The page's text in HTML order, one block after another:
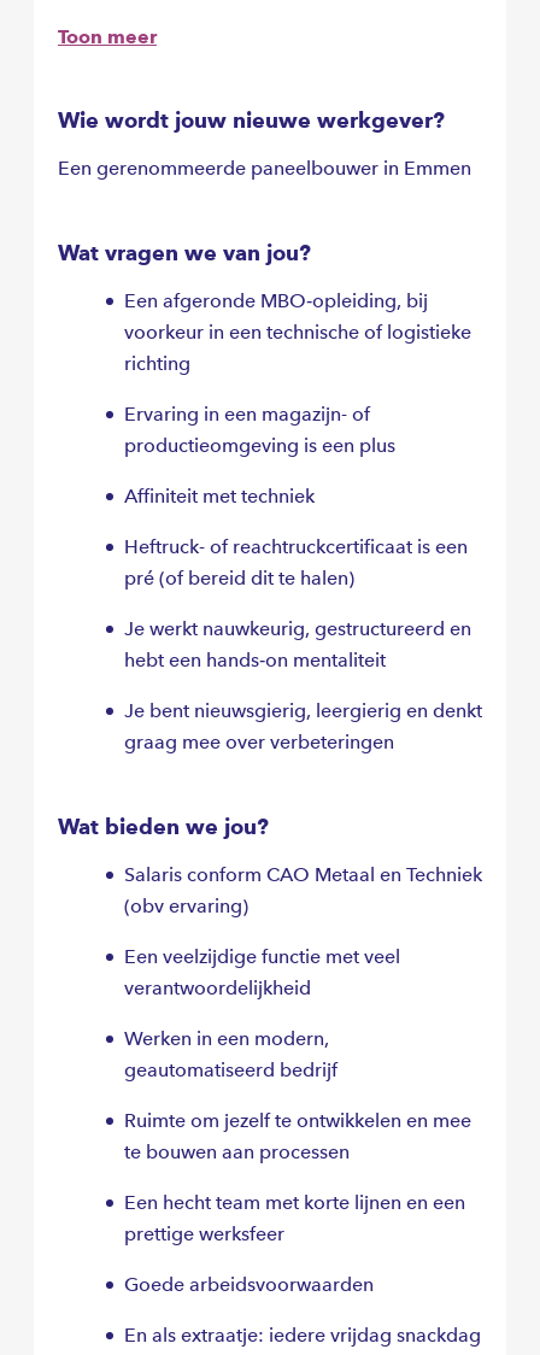
groeiend technisch bedrijf in Emmen zoeken wij
maken op de werkvloer.
Toon meer
Wie wordt jouw nieuwe werkgever?
Een gerenommeerde paneelbouwer in Emmen
Wat vragen we van jou?
Een afgeronde MBO‑opleiding, bij
voorkeur in een technische of logistieke
richting
Ervaring in een magazijn- of
productieomgeving is een plus
Affiniteit met techniek
Heftruck- of reachtruckcertificaat is een
pré (of bereid dit te halen)
Je werkt nauwkeurig, gestructureerd en
hebt een hands‑on mentaliteit
Je bent nieuwsgierig, leergierig en denkt
graag mee over verbeteringen
Wat bieden we jou?
Salaris conform CAO Metaal en Techniek
(obv ervaring)
Een veelzijdige functie met veel
verantwoordelijkheid
Werken in een modern,
geautomatiseerd bedrijf
Ruimte om jezelf te ontwikkelen en mee
te bouwen aan processen
Een hecht team met korte lijnen en een
prettige werksfeer
Goede arbeidsvoorwaarden
En als extraatje: iedere vrijdag snackdag